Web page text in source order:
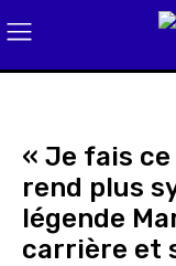
« Je fais ce
rend plus
légende
carrière et